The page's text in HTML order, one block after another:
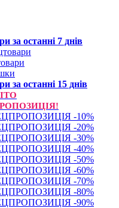
за останнi 7 днiв
за останнi 15 днiв
-10%
-20%
-30%
-40%
-50%
-60%
-70%
-80%
-90%